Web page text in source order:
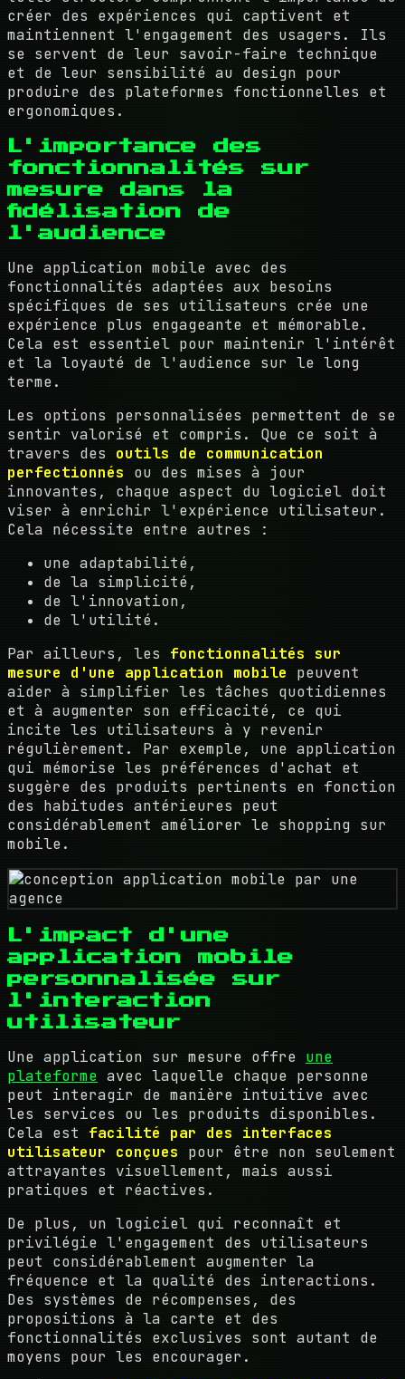
créer des expériences qui captivent et
maintiennent l'engagement des usagers. Ils
se servent de leur savoir-faire technique
et de leur sensibilité au design pour
produire des plateformes fonctionnelles et
ergonomiques.
L'importance des
fonctionnalités sur
mesure dans la
fidélisation de
l'audience
Une application mobile avec des
fonctionnalités adaptées aux besoins
spécifiques de ses utilisateurs crée une
expérience plus engageante et mémorable.
Cela est essentiel pour maintenir l'intérêt
et la loyauté de l'audience sur le long
terme.
Les options personnalisées permettent de se
sentir valorisé et compris. Que ce soit à
travers des outils de communication
perfectionnés ou des mises à jour
innovantes, chaque aspect du logiciel doit
viser à enrichir l'expérience utilisateur.
Cela nécessite entre autres :
une adaptabilité,
de la simplicité,
de l'innovation,
de l'utilité.
Par ailleurs, les fonctionnalités sur
mesure d'une application mobile peuvent
aider à simplifier les tâches quotidiennes
et à augmenter son efficacité, ce qui
incite les utilisateurs à y revenir
régulièrement. Par exemple, une application
qui mémorise les préférences d'achat et
suggère des produits pertinents en fonction
des habitudes antérieures peut
considérablement améliorer le shopping sur
mobile.
L'impact d'une
application mobile
personnalisée sur
l'interaction
utilisateur
Une application sur mesure offre une
plateforme avec laquelle chaque personne
peut interagir de manière intuitive avec
les services ou les produits disponibles.
Cela est facilité par des interfaces
utilisateur conçues pour être non seulement
attrayantes visuellement, mais aussi
pratiques et réactives.
De plus, un logiciel qui reconnaît et
privilégie l'engagement des utilisateurs
peut considérablement augmenter la
fréquence et la qualité des interactions.
Des systèmes de récompenses, des
propositions à la carte et des
fonctionnalités exclusives sont autant de
moyens pour les encourager.